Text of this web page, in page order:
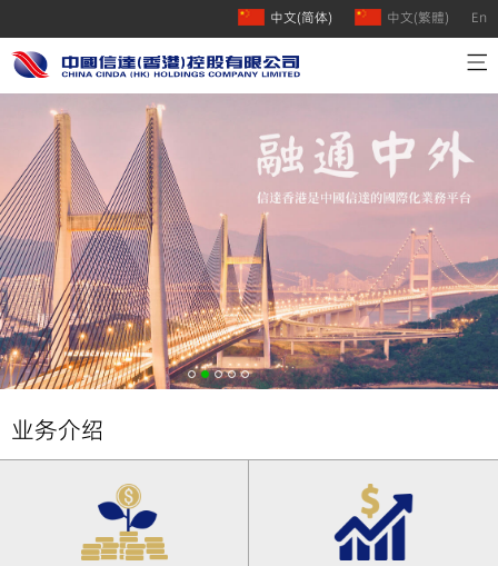
En
中文(繁體)
中文(简体)
首页
公司介绍
业务介绍
人才招聘
联系我们
业务介绍